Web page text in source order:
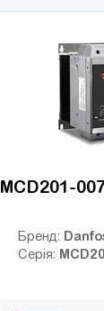
MCD201-
Бренд:
Серія: